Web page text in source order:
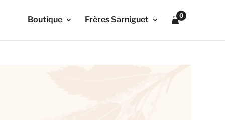
Boutique Frères Sarniguet 0